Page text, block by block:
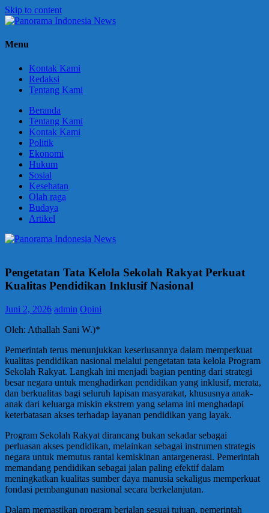
Skip to content
Panorama
Berani
Menu
Kontak Kami
Redaksi
Tentang Kami
Beranda
Tentang Kami
Kontak Kami
Politik
Ekonomi
Hukum
Sosial
Kesehatan
Olah raga
Budaya
Artikel
Pengetatan Tata Kelola Sekolah Rakyat Perkuat
Kualitas Pendidikan Inklusif Nasional
Juni 2, 2026 admin Opini
Oleh: Athallah Sani W.)*
Pemerintah terus menunjukkan keseriusannya dalam memperkuat
kualitas pendidikan nasional melalui pengetatan tata kelola Program
Sekolah Rakyat. Langkah ini menjadi bagian penting dari strategi
besar negara untuk menghadirkan pendidikan yang inklusif, merata,
dan berkualitas bagi seluruh lapisan masyarakat, khususnya anak-
anak dari keluarga miskin ekstrem yang selama ini menghadapi
keterbatasan akses terhadap layanan pendidikan yang layak.
Program Sekolah Rakyat dirancang bukan sekadar sebagai
perluasan akses pendidikan, melainkan sebagai instrumen strategis
negara untuk memutus rantai kemiskinan antargenerasi. Pemerintah
memandang pendidikan sebagai jalan paling efektif dalam
meningkatkan kualitas sumber daya manusia sekaligus memperkuat
fondasi pembangunan nasional secara berkelanjutan.
Dalam memastikan program berjalan sesuai tujuan, pemerintah